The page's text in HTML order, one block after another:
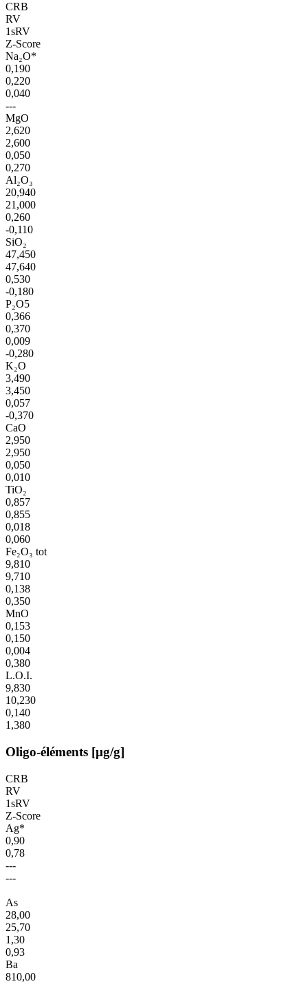
CRB
RV
1sRV
Z-Score
Na₂O*
0,190
0,220
0,040
---
MgO
2,620
2,600
0,050
0,270
Al₂O₃
20,940
21,000
0,260
-0,110
SiO₂
47,450
47,640
0,530
-0,180
P₂O5
0,366
0,370
0,009
-0,280
K₂O
3,490
3,450
0,057
-0,370
CaO
2,950
2,950
0,050
0,010
TiO₂
0,857
0,855
0,018
0,060
Fe₂O₃ tot
9,810
9,710
0,138
0,350
MnO
0,153
0,150
0,004
0,380
L.O.I.
9,830
10,230
0,140
1,380
Oligo-éléments [µg/g]
CRB
RV
1sRV
Z-Score
Ag*
0,90
0,78
---
---
As
28,00
25,70
1,30
0,93
Ba
810,00